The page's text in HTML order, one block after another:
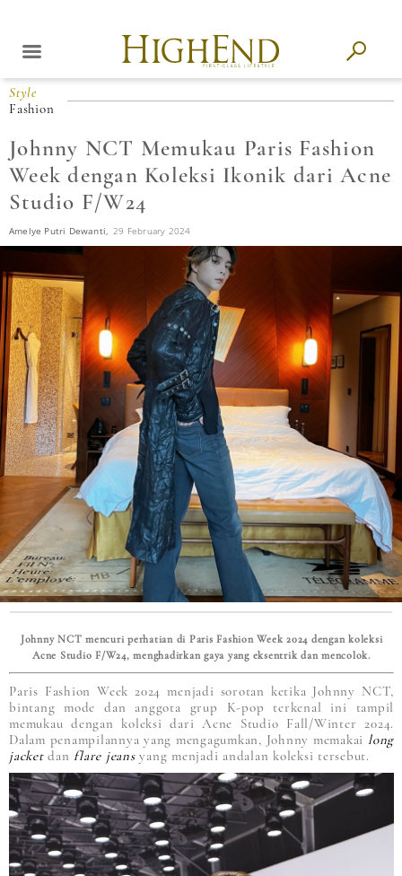
Style
Fashion
Johnny NCT Memukau Paris Fashion
Week dengan Koleksi Ikonik dari Acne
Studio F/W24
Amelye Putri Dewanti, 29 February 2024
Johnny NCT mencuri perhatian di Paris Fashion Week 2024 dengan koleksi
Acne Studio F/W24, menghadirkan gaya yang eksentrik dan mencolok.
Paris Fashion Week 2024 menjadi sorotan ketika Johnny NCT,
bintang mode dan anggota grup K-pop terkenal ini tampil
memukau dengan koleksi dari Acne Studio Fall/Winter 2024.
Dalam penampilannya yang mengagumkan, Johnny memakai long
jacketdanflare jeansyang menjadi andalan koleksi tersebut.